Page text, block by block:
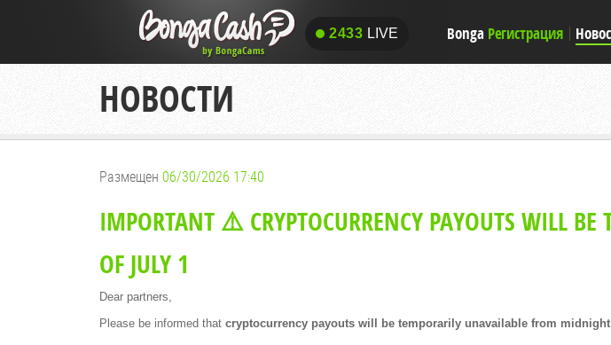
2433 LIVE
2433 LIVE Bonga Регистрация
НОВОСТИ
Размещен 06/30/2026 17:40
IMPORTANT ⚠️ CRYPTOCURRENCY PAYOUTS WILL
OF JULY 1
Dear partners,
Please be informed that cryptocurrency payouts will be temporarily unavailable from